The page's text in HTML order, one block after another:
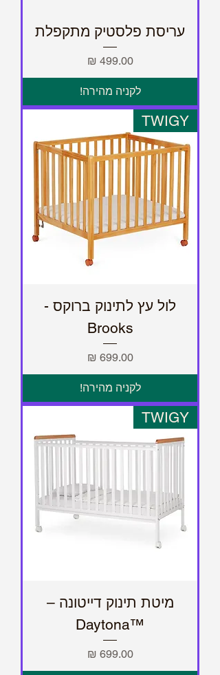
עריסת פלסטיק מתקפלת
מחיר‏499.00 ‏₪
לקניה מהירה!
TWIGY
לול עץ לתינוק ברוקס -
Brooks
מחיר‏699.00 ‏₪
לקניה מהירה!
TWIGY
מיטת תינוק דייטונה –
™Daytona
מחיר‏699.00 ‏₪